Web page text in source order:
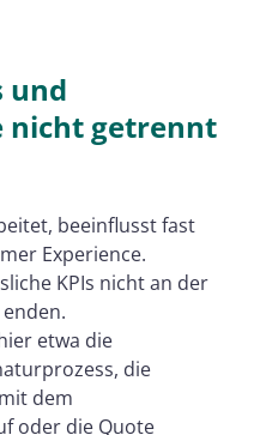
und
nicht getrennt
beeinflusst fast
Experience.
KPIs nicht an der
etwa die
die
dem
oder die Quote